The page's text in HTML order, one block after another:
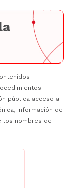
pública acceso a
información de
los nombres de